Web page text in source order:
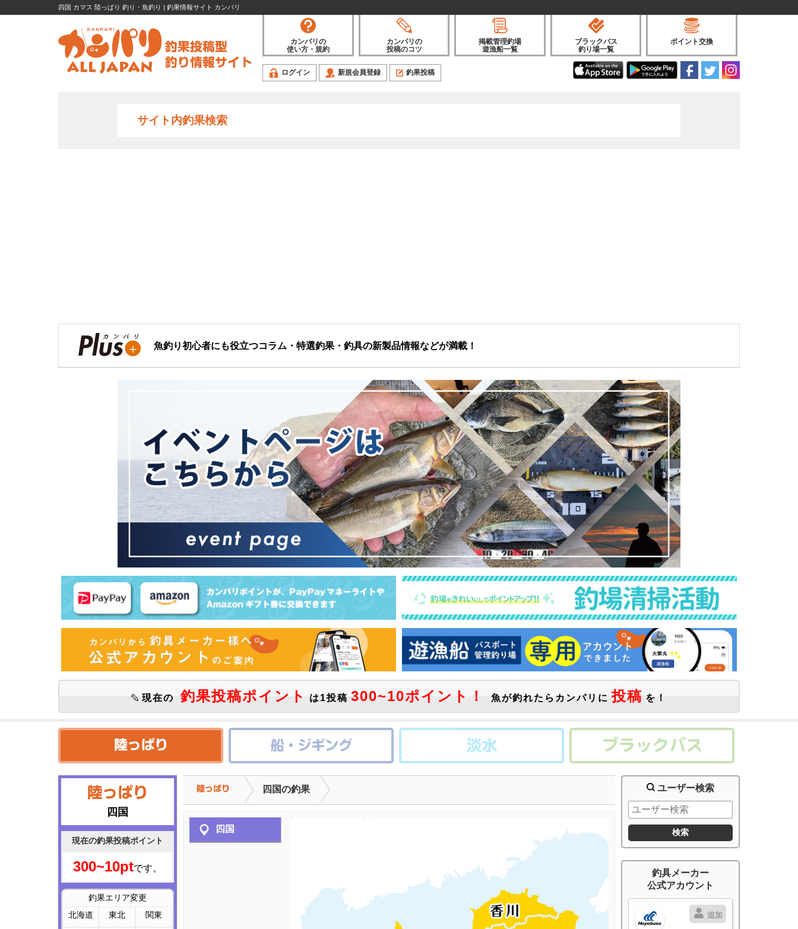
四国 カマス 陸っぱり 釣り・魚釣り | 釣果情報サイト カンパリ
カンパリの
使い方・規約
カンパリの
投稿のコツ
掲載管理釣場
遊漁船一覧
ブラックバス
釣り場一覧
ポイント交換
ログイン 新規会員登録 釣果投稿
サイト内釣果検索
魚釣り初心者にも役立つコラム・特選釣果・釣具の新製品情報などが満載！
現在の 釣果投稿ポイント は1投稿 300~10ポイント！ 魚が釣れたらカンパリに 投稿 を！
四国
現在の釣果投稿ポイント
300~10ptです。
釣果エリア変更
北海道
東北 関東
四国の釣果
四国
ユーザー検索
釣具メーカー
公式アカウント
追加